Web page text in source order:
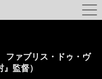
ファブリス・ドゥ・ヴ
監督）